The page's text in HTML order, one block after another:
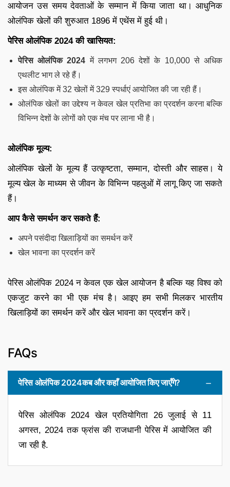
आयोजन उस समय देवताओं के सम्मान में किया जाता था। आधुनिक
ओलंपिक खेलों की शुरुआत 1896 में एथेंस में हुई थी।
पेरिस ओलंपिक 2024 की खासियत:
पेरिस ओलंपिक 2024 में लगभग 206 देशों के 10,000 से अधिक
एथलीट भाग ले रहे हैं।
इस ओलंपिक में 32 खेलों में 329 स्पर्धाएं आयोजित की जा रही हैं।
ओलंपिक खेलों का उद्देश्य न केवल खेल प्रतिभा का प्रदर्शन करना बल्कि
विभिन्न देशों के लोगों को एक मंच पर लाना भी है।
ओलंपिक मूल्य:
ओलंपिक खेलों के मूल्य हैं उत्कृष्टता, सम्मान, दोस्ती और साहस। ये
मूल्य खेल के माध्यम से जीवन के विभिन्न पहलुओं में लागू किए जा सकते
हैं।
आप कैसे समर्थन कर सकते हैं:
अपने पसंदीदा खिलाड़ियों का समर्थन करें
खेल भावना का प्रदर्शन करें
पेरिस ओलंपिक 2024 न केवल एक खेल आयोजन है बल्कि यह विश्व को
एकजुट करने का भी एक मंच है। आइए हम सभी मिलकर भारतीय
खिलाड़ियों का समर्थन करें और खेल भावना का प्रदर्शन करें।
FAQs
पेरिस ओलंपिक 2024कब और कहाँ आयोजित किए जाएँगे?
पेरिस ओलंपिक 2024 खेल प्रतियोगिता 26 जुलाई से 11
अगस्त, 2024 तक फ्रांस की राजधानी पेरिस में आयोजित की
जा रही है.